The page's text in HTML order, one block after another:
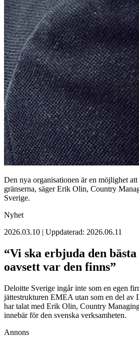
Den nya organisationen är en möjlighet att
gränserna, säger Erik Olin, Country
Sverige.
Nyhet
2026.03.10 | Uppdaterad: 2026.06.11
“Vi ska erbjuda den
oavsett var den finns”
Deloitte Sverige ingår inte som en egen
jättestrukturen EMEA utan som en del av
har talat med Erik Olin, Country
innebär för den svenska verksamheten.
Annons